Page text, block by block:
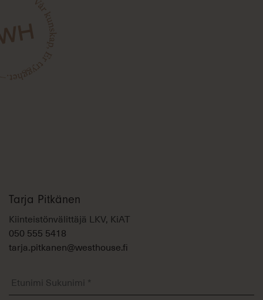
Tarja Pitkänen
Kiinteistönvälittäjä LKV, KiAT
050 555 5418
tarja.pitkanen@westhouse.fi
Sukunimi
*